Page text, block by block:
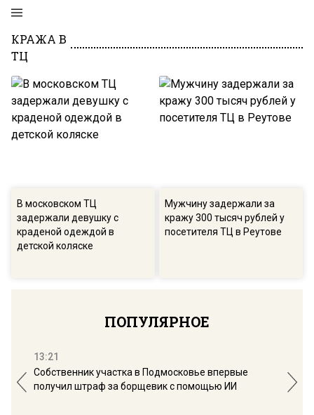
КРАЖА В
ТЦ
В московском ТЦ
задержали девушку с
краденой одеждой в
детской коляске
Мужчину задержали за
кражу 300 тысяч рублей у
посетителя ТЦ в Реутове
ПОПУЛЯРНОЕ
13:21
Собственник участка в Подмосковье впервые
получил штраф за борщевик с помощью ИИ